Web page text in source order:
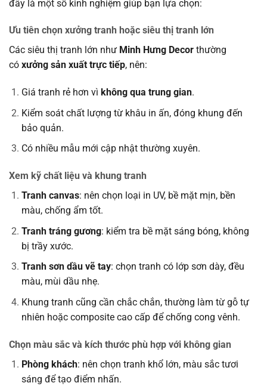
đây là một số kinh nghiệm giúp bạn lựa chọn:
Ưu tiên chọn xưởng tranh hoặc siêu thị tranh lớn
Các siêu thị tranh lớn như Minh Hưng Decor thường
có xưởng sản xuất trực tiếp, nên:
Giá tranh rẻ hơn vì không qua trung gian.
Kiểm soát chất lượng từ khâu in ấn, đóng khung đến
bảo quản.
Có nhiều mẫu mới cập nhật thường xuyên.
Xem kỹ chất liệu và khung tranh
Tranh canvas: nên chọn loại in UV, bề mặt mịn, bền
màu, chống ẩm tốt.
Tranh tráng gương: kiểm tra bề mặt sáng bóng, không
bị trầy xước.
Tranh sơn dầu vẽ tay: chọn tranh có lớp sơn dày, đều
màu, mùi dầu nhẹ.
Khung tranh cũng cần chắc chắn, thường làm từ gỗ tự
nhiên hoặc composite cao cấp để chống cong vênh.
Chọn màu sắc và kích thước phù hợp với không gian
Phòng khách: nên chọn tranh khổ lớn, màu sắc tươi
sáng để tạo điểm nhấn.